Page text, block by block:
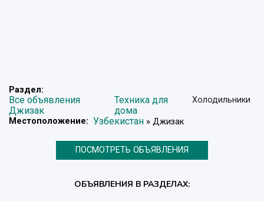
Раздел:
Все объявления
Джизак
Техника для
дома
Холодильники
Местоположение: Узбекистан » Джизак
ПОСМОТРЕТЬ ОБЪЯВЛЕНИЯ
ОБЪЯВЛЕНИЯ В РАЗДЕЛАХ: